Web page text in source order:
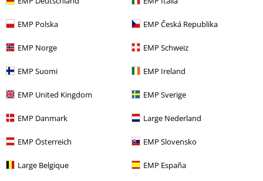
EMP Polska EMP Česká Republika
EMP Norge EMP Schweiz
EMP Suomi EMP Ireland
EMP United Kingdom EMP Sverige
EMP Danmark Large Nederland
EMP Österreich EMP Slovensko
Large Belgique EMP España
-34%
vanaf€ 25,99